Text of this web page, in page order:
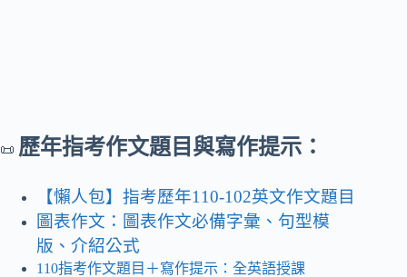
📜 歷年指考作文題目與寫作提示：
【懶人包】指考歷年110-102英文作文題目
圖表作文：圖表作文必備字彙、句型模
版、介紹公式
110指考作文題目＋寫作提示：全英語授課